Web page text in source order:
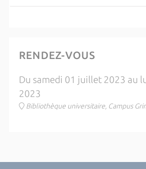
RENDEZ-VOUS
Du samedi 01 juillet 2023 au
2023
Bibliothèque universitaire, Campus